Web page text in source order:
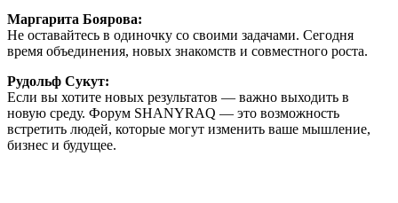
Маргарита Боярова:
Не оставайтесь в одиночку со своими задачами. Сегодня
время объединения, новых знакомств и совместного роста.
Рудольф Сукут:
Если вы хотите новых результатов — важно выходить в
новую среду. Форум SHANYRAQ — это возможность
встретить людей, которые могут изменить ваше мышление,
бизнес и будущее.